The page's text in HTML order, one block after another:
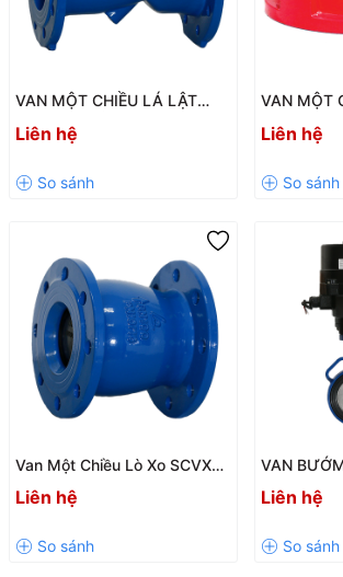
VAN MỘT CHIỀU LÁ LẬT
DÒNG CHẢY NGƯỢC HIỆU
Liên hệ
VAN MỘT
ĐĨA INOX |
Liên hệ
Van Một Chiều Lò Xo SCVX
DN50-DN300 – Giải Pháp
Chống Chảy Ngược Hiệu Quả
Liên hệ
VAN
SHINYI –
ĐỘNG HÓA
Liên hệ